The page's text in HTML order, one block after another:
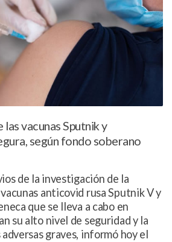
vacunas Sputnik y
según fondo soberano
de la investigación de la
anticovid rusa Sputnik V y
que se lleva a cabo en
su alto nivel de seguridad y la
graves, informó hoy el